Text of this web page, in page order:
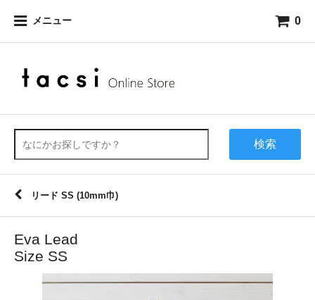
メニュー 0
検索
リード SS (10mm巾)
Eva Lead
Size SS